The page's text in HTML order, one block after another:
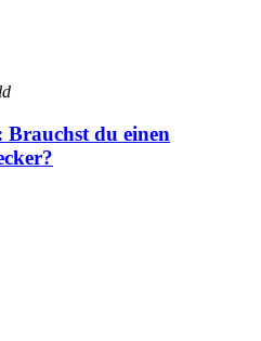
Brauchst du einen